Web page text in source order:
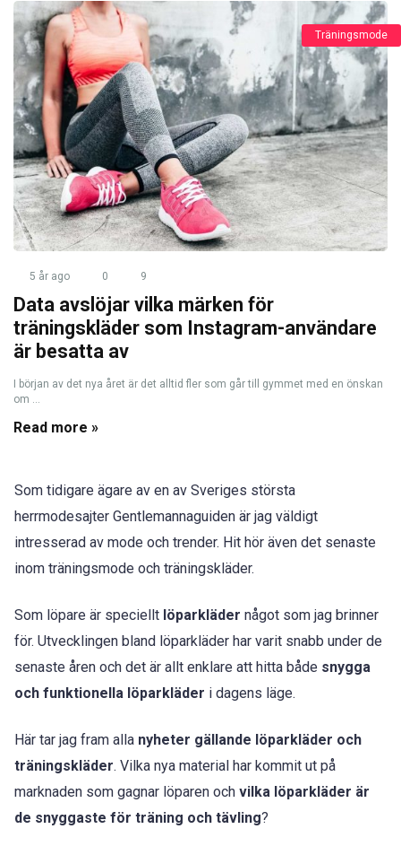
Träningsmode
5 år ago 0 9
Data avslöjar vilka märken för
träningskläder som Instagram-användare
är besatta av
I början av det nya året är det alltid fler som går till gymmet med en önskan
om ...
Read more »
Som tidigare ägare av en av Sveriges största
herrmodesajter Gentlemannaguiden är jag väldigt
intresserad av mode och trender. Hit hör även det senaste
inom träningsmode och träningskläder.
Som löpare är speciellt löparkläder något som jag brinner
för. Utvecklingen bland löparkläder har varit snabb under de
senaste åren och det är allt enklare att hitta både snygga
och funktionella löparkläder i dagens läge.
Här tar jag fram alla nyheter gällande löparkläder och
träningskläder. Vilka nya material har kommit ut på
marknaden som gagnar löparen och vilka löparkläder är
de snyggaste för träning och tävling?